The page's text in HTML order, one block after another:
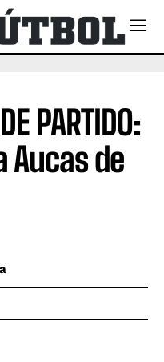
PARTIDO:
Aucas de